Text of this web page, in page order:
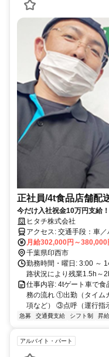
正社員/4t食品店舗配
今だけ入社祝金10万円支給
ばかりで安心スタート！
ヒタチ株式会社
アクセス: 交通手段
月給302,000円～380,000
千葉県印西市
勤務時間・曜日: 3:00 ～
路状況により残業1.5h～
仕事内容: 4tゲート車で
務の流れ ①出勤（タイム
項など） ③点呼（運行指
急募 交通費支給 シフト制 昇
アルバイト・パート